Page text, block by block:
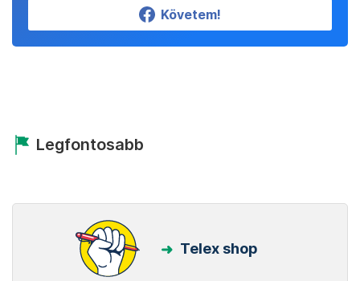
Követem!
Legfontosabb
Telex shop